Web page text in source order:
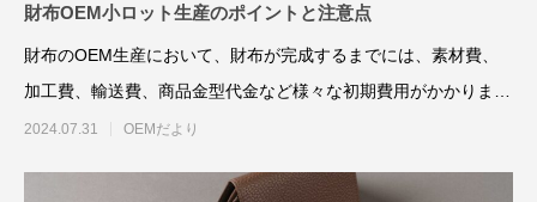
財布OEM小ロット生産のポイントと注意点
財布のOEM生産において、財布が完成するまでには、素材費、
加工費、輸送費、商品金型代金など様々な初期費用がかかりま
す。また、在庫リスクやテ
2024.07.31 OEMだより